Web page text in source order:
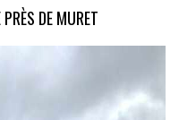
DE MURET